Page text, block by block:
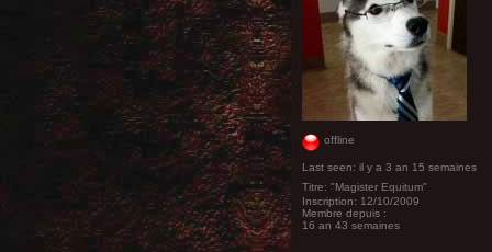
offline
Last seen: il y a 3 an 15 semaines
Titre: "Magister Equitum"
Inscription: 12/10/2009
Membre depuis :
16 an 43 semaines